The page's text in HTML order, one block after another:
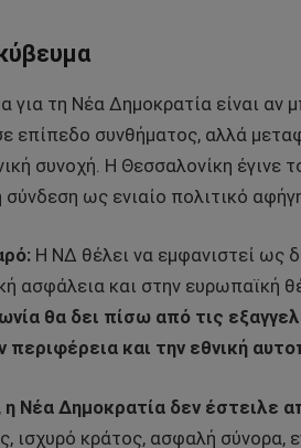
για τη Νέα Δημοκρατία είναι αν
επίπεδο συνθήματος, αλλά
συνοχή. Η Θεσσαλονίκη έγινε
ως ενιαίο πολιτικό
Η ΝΔ θέλει να εμφανιστεί ως
ασφάλεια και στην ευρωπαϊκή
θα δει πίσω από τις
περιφέρεια και την εθνική
η Νέα Δημοκρατία δεν έστειλε
ισχυρό κράτος, ασφαλή σύνορα,